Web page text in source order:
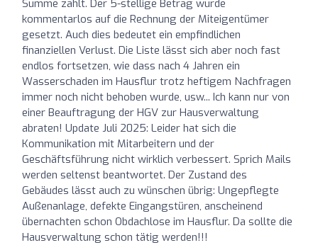
Summe zahlt. Der 5-stellige Betrag wurde
kommentarlos auf die Rechnung der Miteigentümer
gesetzt. Auch dies bedeutet ein empfindlichen
finanziellen Verlust. Die Liste lässt sich aber noch fast
endlos fortsetzen, wie dass nach 4 Jahren ein
Wasserschaden im Hausflur trotz heftigem Nachfragen
immer noch nicht behoben wurde, usw... Ich kann nur von
einer Beauftragung der HGV zur Hausverwaltung
abraten! Update Juli 2025: Leider hat sich die
Kommunikation mit Mitarbeitern und der
Geschäftsführung nicht wirklich verbessert. Sprich Mails
werden seltenst beantwortet. Der Zustand des
Gebäudes lässt auch zu wünschen übrig: Ungepflegte
Außenanlage, defekte Eingangstüren, anscheinend
übernachten schon Obdachlose im Hausflur. Da sollte die
Hausverwaltung schon tätig werden!!!